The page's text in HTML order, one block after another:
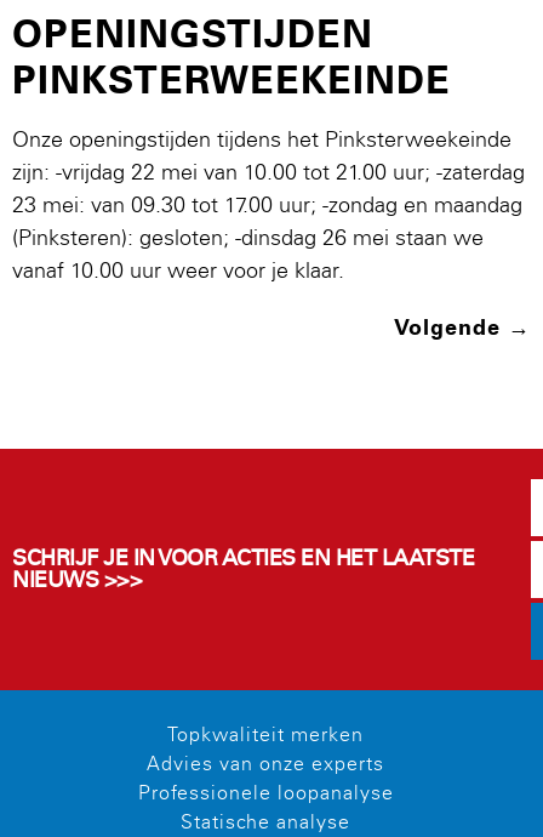
OPENINGSTIJDEN
PINKSTERWEEKEINDE
Onze openingstijden tijdens het Pinksterweekeinde
zijn: -vrijdag 22 mei van 10.00 tot 21.00 uur; -zaterdag
23 mei: van 09.30 tot 17.00 uur; -zondag en maandag
(Pinksteren): gesloten; -dinsdag 26 mei staan we
vanaf 10.00 uur weer voor je klaar.
Volgende →
SCHRIJF JE IN VOOR ACTIES EN HET LAATSTE
NIEUWS >>>
Topkwaliteit merken
Advies van onze experts
Professionele loopanalyse
Statische analyse